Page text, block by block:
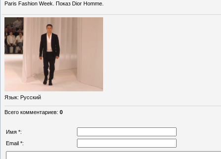
Paris Fashion Week. Показ Dior Homme.
Язык: Русский
Всего комментариев: 0
Имя *:
Email *: